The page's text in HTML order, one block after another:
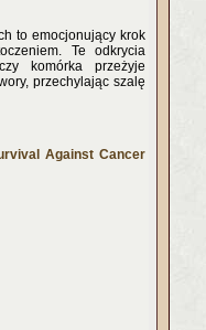
to emocjonujący krok
Te odkrycia
komórka przeżyje
przechylając szalę
Against Cancer